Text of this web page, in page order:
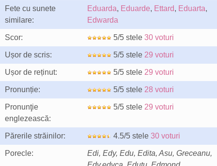
Fete cu sunete
similare:
Eduarda, Eduarde, Ettard, Eduarta,
Edwarda
Scor: 5/5 stele 30 voturi
Ușor de scris: 5/5 stele 29 voturi
Ușor de reținut: 5/5 stele 29 voturi
Pronunție: 5/5 stele 28 voturi
Pronunţie
englezească:
5/5 stele 29 voturi
Părerile străinilor: 4.5/5 stele 30 voturi
Porecle:
Edi, Edy, Edu, Edita, Asu, Greceanu,